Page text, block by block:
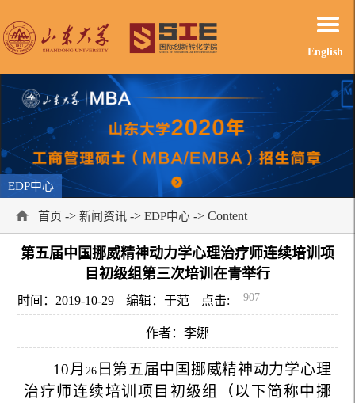
English
EDP中心
首页 -> 新闻资讯 -> EDP中心 -> Content
第五届中国挪威精神动力学心理治疗师连续培训项
目初级组第三次培训在青举行
时间：2019-10-29 编辑：于范 点击: 907
作者：李娜
10月 26日第五届中国挪威精神动力学心理
治疗师连续培训项目初级组（以下简称中挪